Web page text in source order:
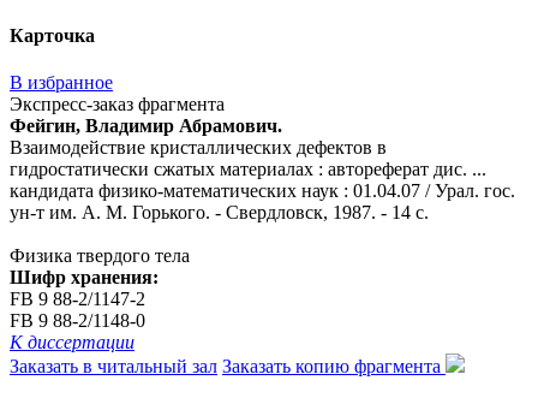
Карточка
В избранное
Экспресс-заказ фрагмента
Фейгин, Владимир Абрамович.
Взаимодействие кристаллических дефектов в
гидростатически сжатых материалах : автореферат дис. ...
кандидата физико-математических наук : 01.04.07 / Урал. гос.
ун-т им. А. М. Горького. - Свердловск, 1987. - 14 с.
Физика твердого тела
Шифр хранения:
FB 9 88-2/1147-2
FB 9 88-2/1148-0
К диссертации
Заказать в читальный зал Заказать копию фрагмента